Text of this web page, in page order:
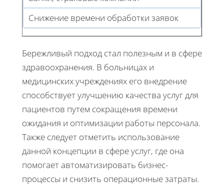
Снижение времени обработки заявок
Бережливый подход стал полезным и в сфере
здравоохранения. В больницах и
медицинских учреждениях его внедрение
способствует улучшению качества услуг для
пациентов путем сокращения времени
ожидания и оптимизации работы персонала.
Также следует отметить использование
данной концепции в сфере услуг, где она
помогает автоматизировать бизнес-
процессы и снизить операционные затраты.